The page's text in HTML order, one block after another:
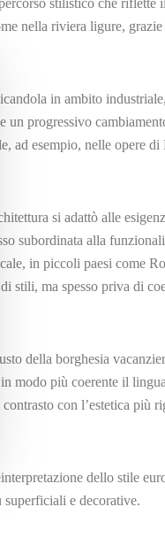
stilistico che riflette
nella riviera ligure, grazie
in ambito
progressivo
ad esempio, nelle opere di
si adattò alle
subordinata alla
in piccoli paesi come
stili, ma spesso priva di
della borghesia
modo più coerente il
con l’estetica più
dello stile
superficiali e decorative.